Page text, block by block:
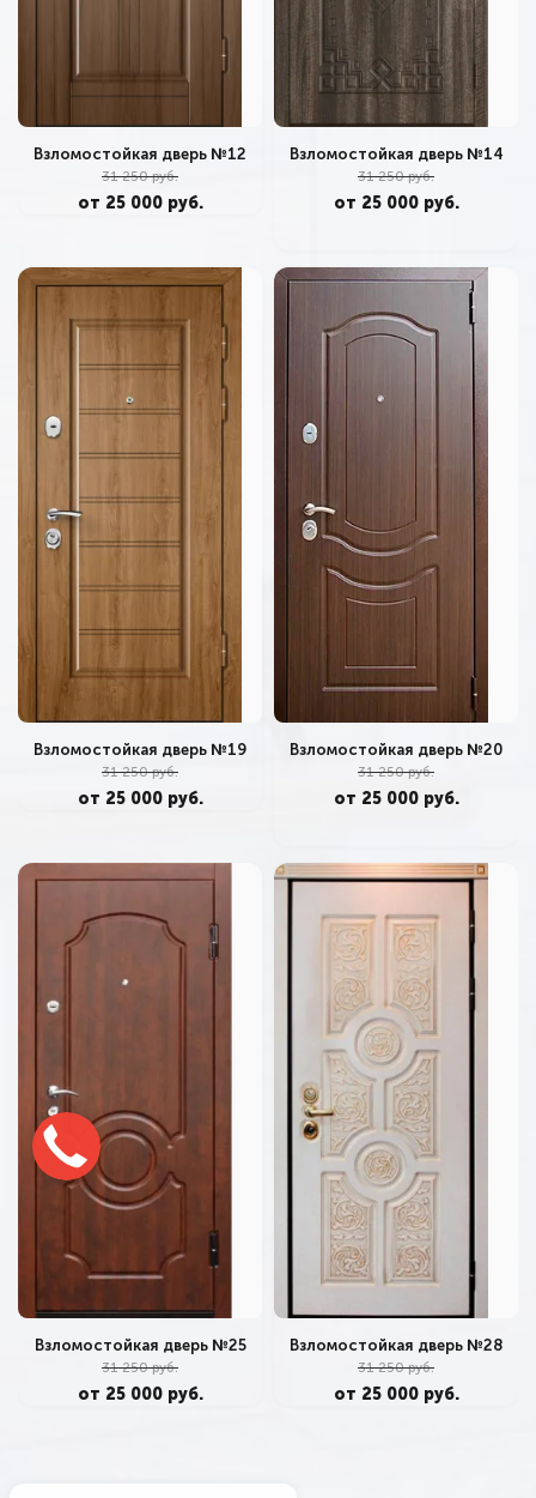
Взломостойкая дверь №12
31 250 руб.
от 25 000 руб.
Взломостойкая дверь №14
31 250 руб.
от 25 000 руб.
Взломостойкая дверь №19
31 250 руб.
от 25 000 руб.
Взломостойкая дверь №20
31 250 руб.
от 25 000 руб.
Взломостойкая дверь №25
31 250 руб.
от 25 000 руб.
Взломостойкая дверь №28
31 250 руб.
от 25 000 руб.